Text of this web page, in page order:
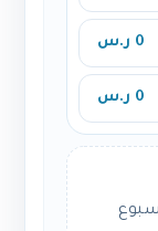
0 ر.س
0 ر.س